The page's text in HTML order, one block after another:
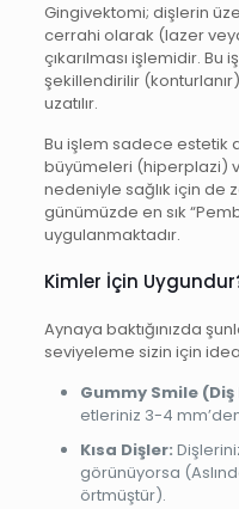
Gingivektomi; dişlerin
cerrahi olarak (lazer
çıkarılması işlemidir.
şekillendirilir
uzatılır.
Bu işlem sadece estetik
büyümeleri (hiperplazi)
nedeniyle sağlık için de
günümüzde en sık
uygulanmaktadır.
Kimler İçin
Aynaya baktığınızda
seviyeleme sizin için
Gummy Smile (Diş
etleriniz 3-4
Kısa Dişler:
görünüyorsa
örtmüştür).